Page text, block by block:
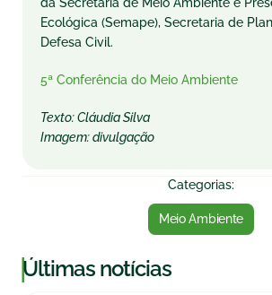
Ecológica (Semape), Secretaria de
Defesa Civil.
5ª Conferência do Meio Ambiente
Texto: Cláudia Silva
Imagem: divulgação
Categorias:
Meio Ambiente
|Últimas notícias